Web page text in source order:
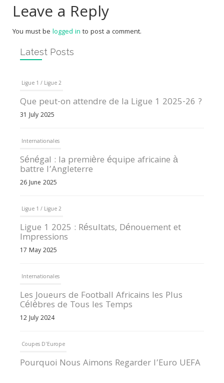
Leave a Reply
You must be logged in to post a comment.
Latest Posts
Ligue 1 / Ligue 2
Que peut-on attendre de la Ligue 1 2025-26 ?
31 July 2025
Internationales
Sénégal : la première équipe africaine à
battre l’Angleterre
26 June 2025
Ligue 1 / Ligue 2
Ligue 1 2025 : Résultats, Dénouement et
Impressions
17 May 2025
Internationales
Les Joueurs de Football Africains les Plus
Célèbres de Tous les Temps
12 July 2024
Coupes D'Europe
Pourquoi Nous Aimons Regarder l’Euro UEFA